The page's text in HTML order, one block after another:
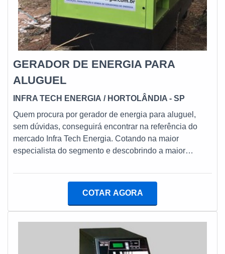
GERADOR DE ENERGIA PARA
ALUGUEL
INFRA TECH ENERGIA / HORTOLÂNDIA - SP
Quem procura por gerador de energia para aluguel,
sem dúvidas, conseguirá encontrar na referência do
mercado Infra Tech Energia. Cotando na maior
especialista do segmento e descobrindo a maior
DETALHES SOBRE GERADOR DE ENERGIA PARA
o site da Infra Tech Energia. Uma empresa com alto
know-how em venda de geradores de energia e venda
de peças para geradores de energia, disponibilizando
tudo que há de mais atual para garantir a qualidade
COTAR AGORA